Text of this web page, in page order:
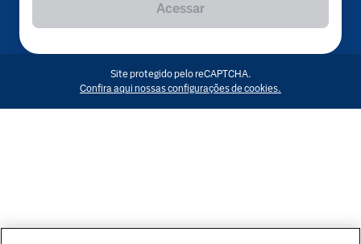
Acessar
Site protegido pelo reCAPTCHA.
Confira aqui nossas configurações de cookies.